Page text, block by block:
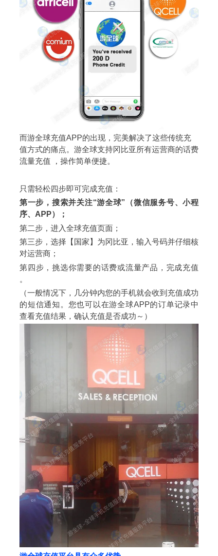
而游全球充值APP的出现，完美解决了这些传统充
值方式的痛点。游全球支持冈比亚所有运营商的话费
流量充值 ，操作简单便捷。
只需轻松四步即可完成充值：
第一步，搜索并关注“游全球”（微信服务号、小程
序、APP）；
第二步，进入全球充值页面；
第三步，选择【国家】为冈比亚，输入号码并仔细核
对运营商；
第四步，挑选你需要的话费或流量产品，完成充值
。
（一般情况下，几分钟内您的手机就会收到充值成功
的短信通知。您也可以在游全球APP的订单记录中
查看充值结果，确认充值是否成功～）